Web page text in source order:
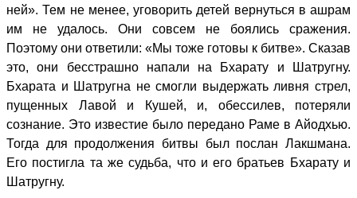
ней». Тем не менее, уговорить детей вернуться в ашрам
им не удалось. Они совсем не боялись сражения.
Поэтому они ответили: «Мы тоже готовы к битве». Сказав
это, они бесстрашно напали на Бхарату и Шатругну.
Бхарата и Шатругна не смогли выдержать ливня стрел,
пущенных Лавой и Кушей, и, обессилев, потеряли
сознание. Это известие было передано Раме в Айодхью.
Тогда для продолжения битвы был послан Лакшмана.
Его постигла та же судьба, что и его братьев Бхарату и
Шатругну.